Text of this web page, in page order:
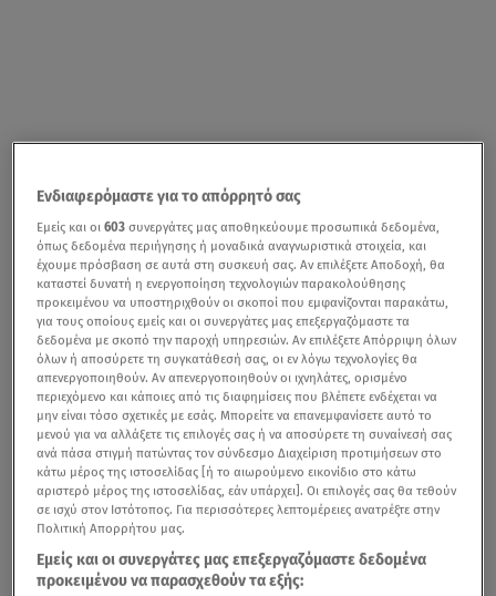
Ενδιαφερόμαστε για το απόρρητό σας
Εμείς και οι603 συνεργάτες μας αποθηκεύουμε προσωπικά δεδομένα,
όπως δεδομένα περιήγησης ή μοναδικά αναγνωριστικά στοιχεία, και
έχουμε πρόσβαση σε αυτά στη συσκευή σας. Αν επιλέξετε Αποδοχή, θα
καταστεί δυνατή η ενεργοποίηση τεχνολογιών παρακολούθησης
προκειμένου να υποστηριχθούν οι σκοποί που εμφανίζονται παρακάτω,
για τους οποίους εμείς και οι συνεργάτες μας επεξεργαζόμαστε τα
δεδομένα με σκοπό την παροχή υπηρεσιών. Αν επιλέξετε Απόρριψη όλων
όλων ή αποσύρετε τη συγκατάθεσή σας, οι εν λόγω τεχνολογίες θα
απενεργοποιηθούν. Αν απενεργοποιηθούν οι ιχνηλάτες, ορισμένο
περιεχόμενο και κάποιες από τις διαφημίσεις που βλέπετε ενδέχεται να
μην είναι τόσο σχετικές με εσάς. Μπορείτε να επανεμφανίσετε αυτό το
μενού για να αλλάξετε τις επιλογές σας ή να αποσύρετε τη συναίνεσή σας
ανά πάσα στιγμή πατώντας τον σύνδεσμο Διαχείριση προτιμήσεων στο
κάτω μέρος της ιστοσελίδας [ή το αιωρούμενο εικονίδιο στο κάτω
αριστερό μέρος της ιστοσελίδας, εάν υπάρχει]. Οι επιλογές σας θα τεθούν
σε ισχύ στον Ιστότοπος. Για περισσότερες λεπτομέρειες ανατρέξτε στην
Πολιτική Απορρήτου μας.
Εμείς και οι συνεργάτες μας επεξεργαζόμαστε δεδομένα
προκειμένου να παρασχεθούν τα εξής: